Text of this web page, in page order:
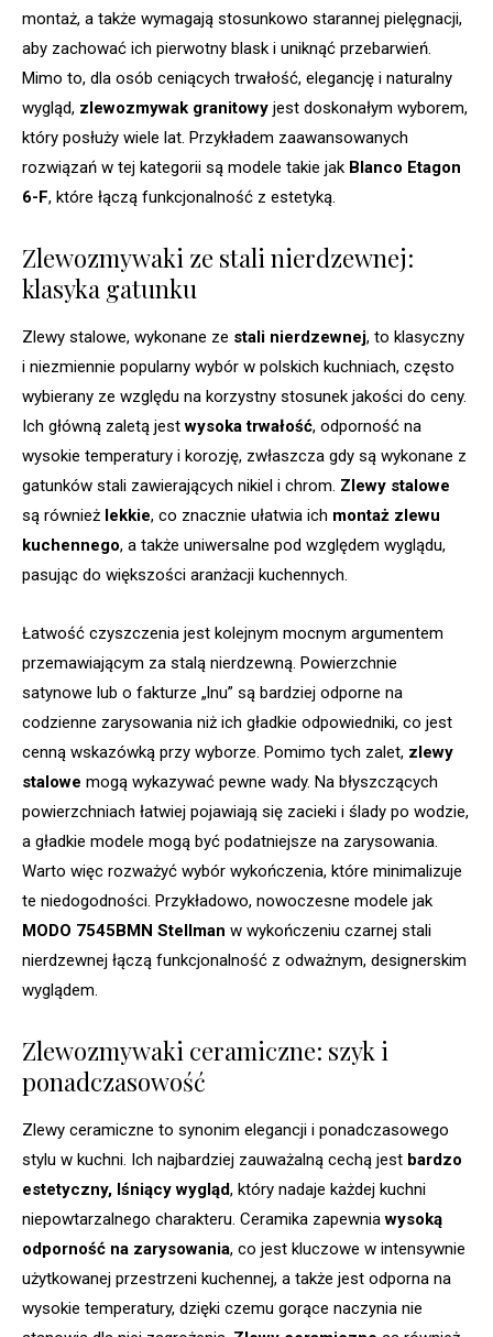
montaż, a także wymagają stosunkowo starannej pielęgnacji,
aby zachować ich pierwotny blask i uniknąć przebarwień.
Mimo to, dla osób ceniących trwałość, elegancję i naturalny
wygląd, zlewozmywak granitowy jest doskonałym wyborem,
który posłuży wiele lat. Przykładem zaawansowanych
rozwiązań w tej kategorii są modele takie jak Blanco Etagon
6-F, które łączą funkcjonalność z estetyką.
Zlewozmywaki ze stali nierdzewnej:
klasyka gatunku
Zlewy stalowe, wykonane ze stali nierdzewnej, to klasyczny
i niezmiennie popularny wybór w polskich kuchniach, często
wybierany ze względu na korzystny stosunek jakości do ceny.
Ich główną zaletą jestwysoka trwałość, odporność na
wysokie temperatury i korozję, zwłaszcza gdy są wykonane z
gatunków stali zawierających nikiel i chrom. Zlewy stalowe
są również lekkie, co znacznie ułatwia ich montaż zlewu
kuchennego, a także uniwersalne pod względem wyglądu,
pasując do większości aranżacji kuchennych.
Łatwość czyszczenia jest kolejnym mocnym argumentem
przemawiającym za stalą nierdzewną. Powierzchnie
satynowe lub o fakturze „lnu” są bardziej odporne na
codzienne zarysowania niż ich gładkie odpowiedniki, co jest
cenną wskazówką przy wyborze. Pomimo tych zalet, zlewy
stalowe mogą wykazywać pewne wady. Na błyszczących
powierzchniach łatwiej pojawiają się zacieki i ślady po wodzie,
a gładkie modele mogą być podatniejsze na zarysowania.
Warto więc rozważyć wybór wykończenia, które minimalizuje
te niedogodności. Przykładowo, nowoczesne modele jak
MODO 7545BMN Stellman w wykończeniu czarnej stali
nierdzewnej łączą funkcjonalność z odważnym, designerskim
wyglądem.
Zlewozmywaki ceramiczne: szyk i
ponadczasowość
Zlewy ceramiczne to synonim elegancji i ponadczasowego
stylu w kuchni. Ich najbardziej zauważalną cechą jest bardzo
estetyczny, lśniący wygląd, który nadaje każdej kuchni
niepowtarzalnego charakteru. Ceramika zapewniawysoką
odporność na zarysowania, co jest kluczowe w intensywnie
użytkowanej przestrzeni kuchennej, a także jest odporna na
wysokie temperatury, dzięki czemu gorące naczynia nie